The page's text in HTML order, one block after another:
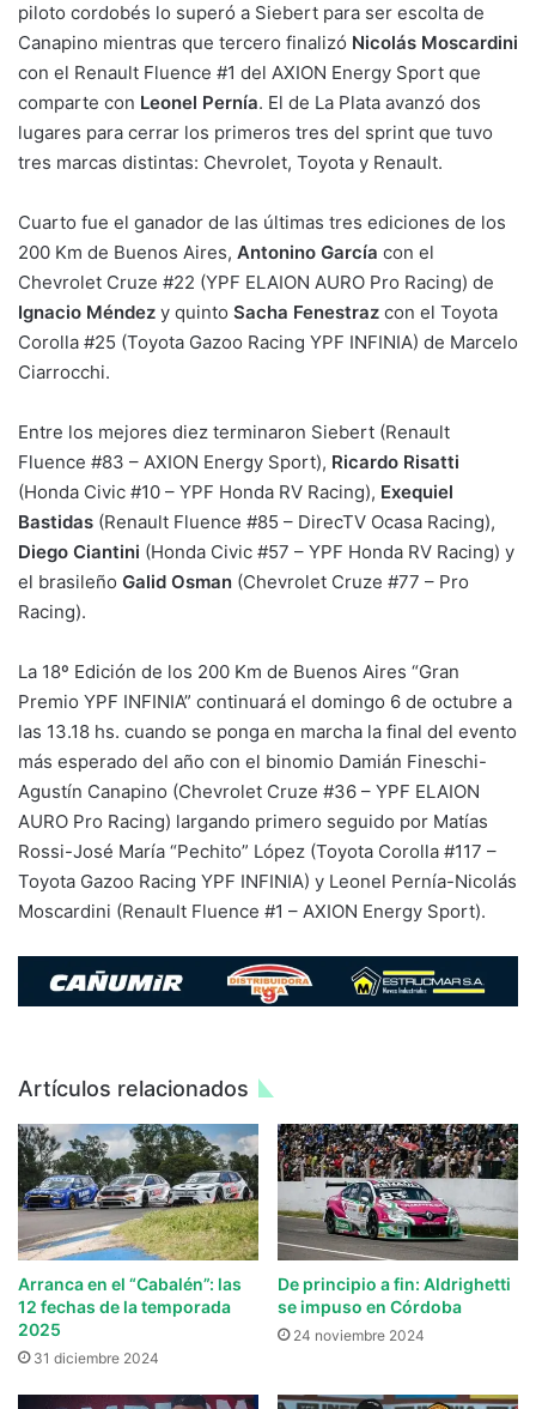
piloto cordobés lo superó a Siebert para ser escolta de
Canapino mientras que tercero finalizó Nicolás Moscardini
con el Renault Fluence #1 del AXION Energy Sport que
comparte con Leonel Pernía. El de La Plata avanzó dos
lugares para cerrar los primeros tres del sprint que tuvo
tres marcas distintas: Chevrolet, Toyota y Renault.
Cuarto fue el ganador de las últimas tres ediciones de los
200 Km de Buenos Aires, Antonino García con el
Chevrolet Cruze #22 (YPF ELAION AURO Pro Racing) de
Ignacio Méndez y quinto Sacha Fenestraz con el Toyota
Corolla #25 (Toyota Gazoo Racing YPF INFINIA) de Marcelo
Ciarrocchi.
Entre los mejores diez terminaron Siebert (Renault
Fluence #83 – AXION Energy Sport), Ricardo Risatti
(Honda Civic #10 – YPF Honda RV Racing), Exequiel
Bastidas (Renault Fluence #85 – DirecTV Ocasa Racing),
Diego Ciantini (Honda Civic #57 – YPF Honda RV Racing) y
el brasileño Galid Osman (Chevrolet Cruze #77 – Pro
Racing).
La 18º Edición de los 200 Km de Buenos Aires “Gran
Premio YPF INFINIA” continuará el domingo 6 de octubre a
las 13.18 hs. cuando se ponga en marcha la final del evento
más esperado del año con el binomio Damián Fineschi-
Agustín Canapino (Chevrolet Cruze #36 – YPF ELAION
AURO Pro Racing) largando primero seguido por Matías
Rossi-José María “Pechito” López (Toyota Corolla #117 –
Toyota Gazoo Racing YPF INFINIA) y Leonel Pernía-Nicolás
Moscardini (Renault Fluence #1 – AXION Energy Sport).
Artículos relacionados
Arranca en el “Cabalén”: las
12 fechas de la temporada
2025
31 diciembre 2024
De principio a fin: Aldrighetti
se impuso en Córdoba
24 noviembre 2024